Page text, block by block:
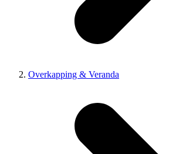
Overkapping & Veranda